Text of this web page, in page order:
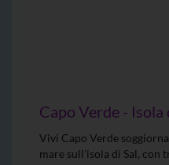
Capo Verde - Isola
Vivi Capo Verde
mare sull’isola di Sal,